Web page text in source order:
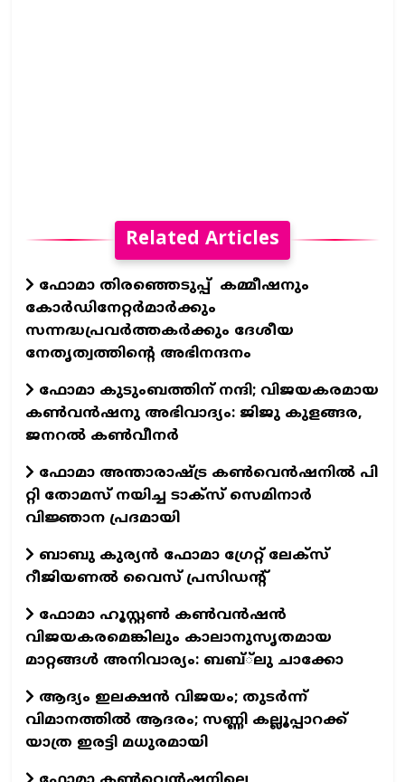
Related Articles
ഫോമാ തിരഞ്ഞെടുപ്പ് കമ്മീഷനും
കോർഡിനേറ്റർമാർക്കും
സന്നദ്ധപ്രവർത്തകർക്കും ദേശീയ
നേതൃത്വത്തിന്റെ അഭിനന്ദനം
ഫോമാ കുടുംബത്തിന് നന്ദി; വിജയകരമായ
കൺവൻഷനു അഭിവാദ്യം: ജിജു കുളങ്ങര,
ജനറൽ കൺവീനർ
ഫോമാ അന്താരാഷ്ട്ര കൺവെൻഷനിൽ പി
റ്റി തോമസ് നയിച്ച ടാക്‌സ്‌ സെമിനാർ
വിജ്ഞാന പ്രദമായി
ബാബു കുര്യൻ ഫോമാ ഗ്രേറ്റ് ലേക്സ്
റീജിയണൽ വൈസ് പ്രസിഡന്റ്
ഫോമാ ഹൂസ്റ്റൺ കൺവൻഷൻ
വിജയകരമെങ്കിലും കാലാനുസൃതമായ
മാറ്റങ്ങൾ അനിവാര്യം: ബബ്്‌ലു ചാക്കോ
ആദ്യം ഇലക്ഷൻ വിജയം; തുടർന്ന്
വിമാനത്തിൽ ആദരം; സണ്ണി കല്ലൂപ്പാറക്ക്
യാത്ര ഇരട്ടി മധുരമായി